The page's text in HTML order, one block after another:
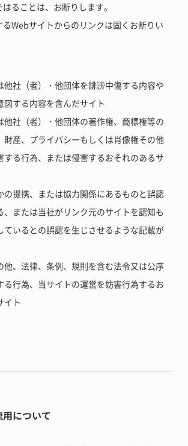
ることは、お断りします。
るWebサイトからのリンクは固くお断りい
他社（者）・他団体を誹謗中傷する内容や
図する内容を含んだサイト
他社（者）・他団体の著作権、商標権等の
財産、プライバシーもしくは肖像権その他
する行為、または侵害するおそれのあるサ
の提携、または協力関係にあるものと誤認
、または当社がリンク元のサイトを認知も
ているとの誤認を生じさせるような記載が
他、法律、条例、規則を含む法令又は公序
る行為、当サイトの運営を妨害行為するお
イト
について